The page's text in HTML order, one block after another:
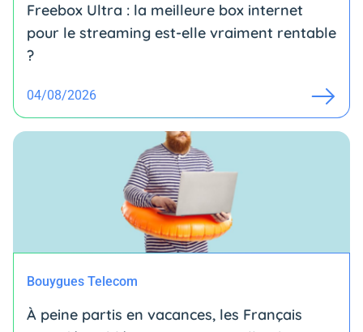
Freebox Ultra : la meilleure box internet
pour le streaming est-elle vraiment rentable
?
04/08/2026
Bouygues Telecom
À peine partis en vacances, les Français